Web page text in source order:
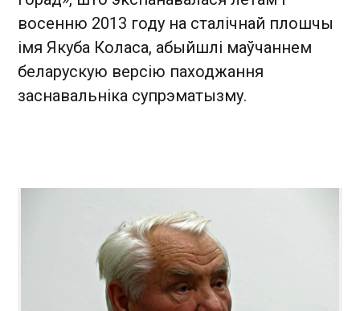
восенню 2013 году на сталічнай плошчы
імя Якуба Коласа, абыйшлі маўчаннем
беларускую версію паходжання
заснавальніка супрэматызму.